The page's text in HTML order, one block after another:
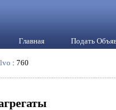
Главная Подать
: 760